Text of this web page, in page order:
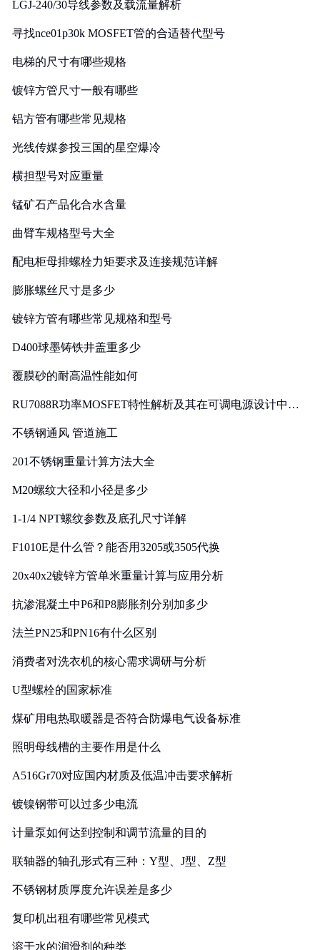
LGJ-240/30导线参数及载流量解析
寻找nce01p30k MOSFET管的合适替代型号
电梯的尺寸有哪些规格
镀锌方管尺寸一般有哪些
铝方管有哪些常见规格
光线传媒参投三国的星空爆冷
横担型号对应重量
锰矿石产品化合水含量
曲臂车规格型号大全
配电柜母排螺栓力矩要求及连接规范详解
膨胀螺丝尺寸是多少
镀锌方管有哪些常见规格和型号
D400球墨铸铁井盖重多少
覆膜砂的耐高温性能如何
RU7088R功率MOSFET特性解析及其在可调电源设计中的
不锈钢通风 管道施工
201不锈钢重量计算方法大全
M20螺纹大径和小径是多少
1-1/4 NPT螺纹参数及底孔尺寸详解
F1010E是什么管？能否用3205或3505代换
20x40x2镀锌方管单米重量计算与应用分析
抗渗混凝土中P6和P8膨胀剂分别加多少
法兰PN25和PN16有什么区别
消费者对洗衣机的核心需求调研与分析
U型螺栓的国家标准
煤矿用电热取暖器是否符合防爆电气设备标准
照明母线槽的主要作用是什么
A516Gr70对应国内材质及低温冲击要求解析
镀镍钢带可以过多少电流
计量泵如何达到控制和调节流量的目的
联轴器的轴孔形式有三种：Y型、J型、Z型
不锈钢材质厚度允许误差是多少
复印机出租有哪些常见模式
溶于水的润滑剂的种类